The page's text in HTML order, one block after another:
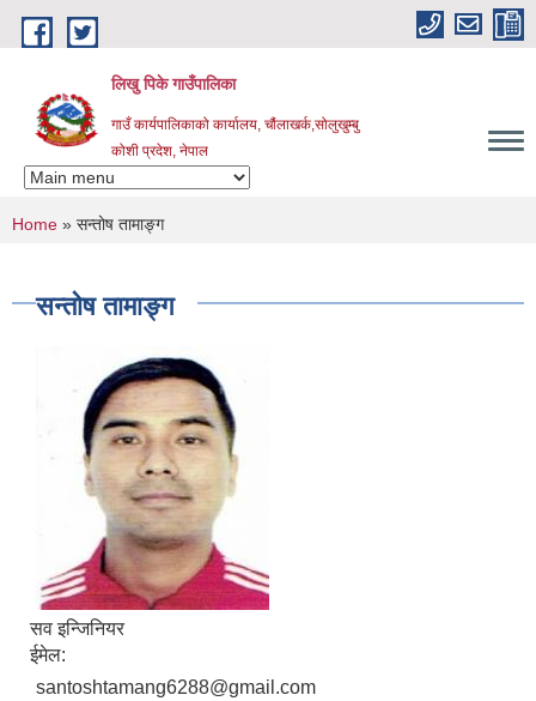
Skip to main content
लिखु पिके गाउँपालिका
गाउँ कार्यपालिकाको कार्यालय, चौंलाखर्क,सोलुखुम्बु
कोशी प्रदेश, नेपाल
You are here
Home » सन्तोष तामाङ्ग
सन्तोष तामाङ्ग
सव इन्जिनियर
ईमेल:
santoshtamang6288@gmail.com